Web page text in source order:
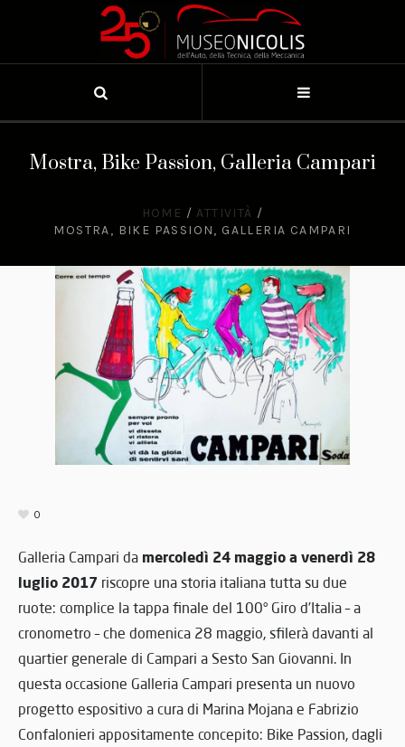
Mostra, Bike Passion, Galleria Campari
HOME / ATTIVITÀ /
MOSTRA, BIKE PASSION, GALLERIA CAMPARI
0
Galleria Campari da mercoledì 24 maggio a venerdì 28
luglio 2017 riscopre una storia italiana tutta su due
ruote: complice la tappa finale del 100° Giro d’Italia – a
cronometro – che domenica 28 maggio, sfilerà davanti al
quartier generale di Campari a Sesto San Giovanni. In
questa occasione Galleria Campari presenta un nuovo
progetto espositivo a cura di Marina Mojana e Fabrizio
Confalonieri appositamente concepito: Bike Passion, dagli